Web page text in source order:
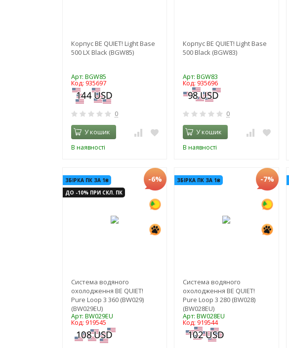
Корпус BE QUIET! Light Base
500 LX Black (BGW85)
Арт: BGW85
Код: 935697
0
У кошик
В наявності
Корпус BE QUIET! Light Base
500 Black (BGW83)
Арт: BGW83
Код: 935696
0
У кошик
В наявності
ЗБІРКА ПК ЗА 1₴
ДО -10% ПРИ СКЛ. ПК
-6%
Система водяного
охолодження BE QUIET!
Pure Loop 3 360 (BW029)
(BW029EU)
Арт: BW029EU
Код: 919545
ЗБІРКА ПК ЗА 1₴ -7%
Система водяного
охолодження BE QUIET!
Pure Loop 3 280 (BW028)
(BW028EU)
Арт: BW028EU
Код: 919544